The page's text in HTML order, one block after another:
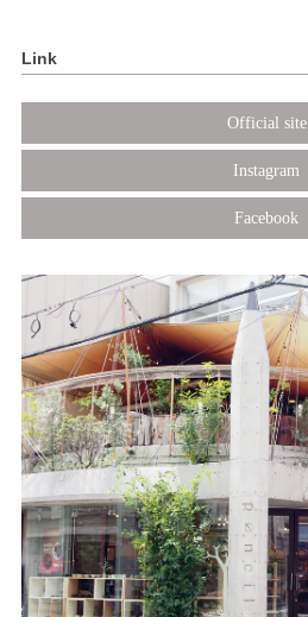
Link
Official site
Instagram
Facebook